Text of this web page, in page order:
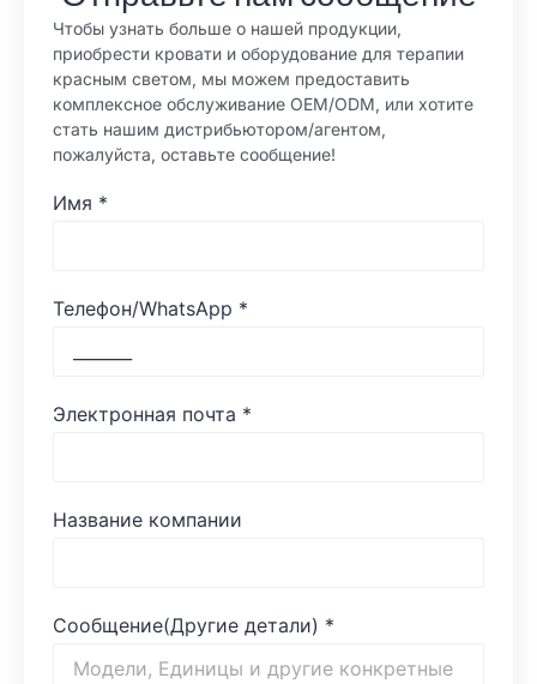
Чтобы узнать больше о нашей продукции,
приобрести кровати и оборудование для терапии
красным светом, мы можем предоставить
комплексное обслуживание OEM/ODM, или хотите
стать нашим дистрибьютором/агентом,
пожалуйста, оставьте сообщение!
Имя *
Телефон/WhatsApp *
Электронная почта *
Название компании
Сообщение(Другие детали) *